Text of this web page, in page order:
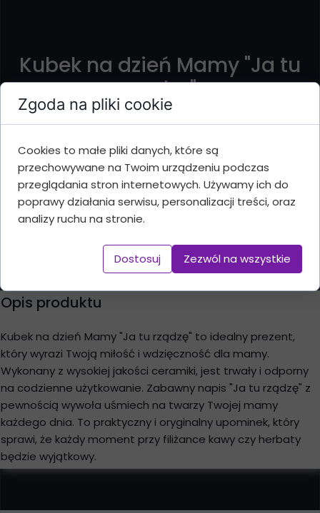
Kubek na dzień Mamy "Ja tu
rządzę"
Cena 19.99 zł
Kubek na dzień Mamy "Ja tu rządzę"
Opis produktu
Kubek na dzień Mamy "Ja tu rządzę" to idealny prezent,
który wyrazi Twoją miłość i wdzięczność dla mamy.
Wykonany z wysokiej jakości ceramiki, jest trwały i odporny
na codzienne użytkowanie. Zabawny napis "Ja tu rządzę" z
pewnością wywoła uśmiech na twarzy Twojej mamy
każdego dnia. To praktyczny i oryginalny upominek, który
sprawi, że każdy moment przy filiżance kawy czy herbaty
będzie wyjątkowy.
Zgoda na pliki cookie
Cookies to małe pliki danych, które są
przechowywane na Twoim urządzeniu podczas
przeglądania stron internetowych. Używamy ich do
poprawy działania serwisu, personalizacji treści, oraz
analizy ruchu na stronie.
Dostosuj Zezwól na wszystkie